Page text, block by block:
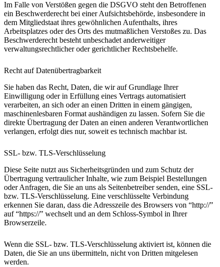
Im Falle von Verstößen gegen die DSGVO steht den Betroffenen
ein Beschwerderecht bei einer Aufsichtsbehörde, insbesondere in
dem Mitgliedstaat ihres gewöhnlichen Aufenthalts, ihres
Arbeitsplatzes oder des Orts des mutmaßlichen Verstoßes zu. Das
Beschwerderecht besteht unbeschadet anderweitiger
verwaltungsrechtlicher oder gerichtlicher Rechtsbehelfe.
Recht auf Datenübertragbarkeit
Sie haben das Recht, Daten, die wir auf Grundlage Ihrer
Einwilligung oder in Erfüllung eines Vertrags automatisiert
verarbeiten, an sich oder an einen Dritten in einem gängigen,
maschinenlesbaren Format aushändigen zu lassen. Sofern Sie die
direkte Übertragung der Daten an einen anderen Verantwortlichen
verlangen, erfolgt dies nur, soweit es technisch machbar ist.
SSL- bzw. TLS-Verschlüsselung
Diese Seite nutzt aus Sicherheitsgründen und zum Schutz der
Übertragung vertraulicher Inhalte, wie zum Beispiel Bestellungen
oder Anfragen, die Sie an uns als Seitenbetreiber senden, eine SSL-
bzw. TLS-Verschlüsselung. Eine verschlüsselte Verbindung
erkennen Sie daran, dass die Adresszeile des Browsers von “http://”
auf “https://” wechselt und an dem Schloss-Symbol in Ihrer
Browserzeile.
Wenn die SSL- bzw. TLS-Verschlüsselung aktiviert ist, können die
Daten, die Sie an uns übermitteln, nicht von Dritten mitgelesen
werden.